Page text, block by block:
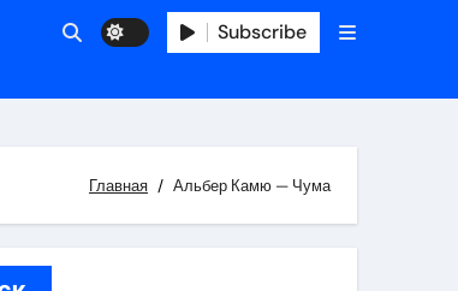
сделки
Subscribe
Главная Альбер Камю — Чума